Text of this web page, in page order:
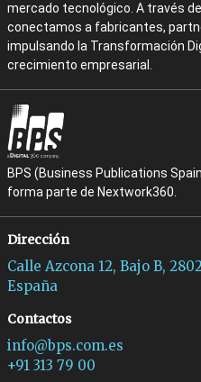
mercado tecnológico. A través
conectamos a fabricantes,
impulsando la Transformación
crecimiento empresarial.
BPS (Business Publications
forma parte de Nextwork360.
Dirección
Calle Azcona 12, Bajo B,
España
Contactos
info@bps.com.es
+91 313 79 00